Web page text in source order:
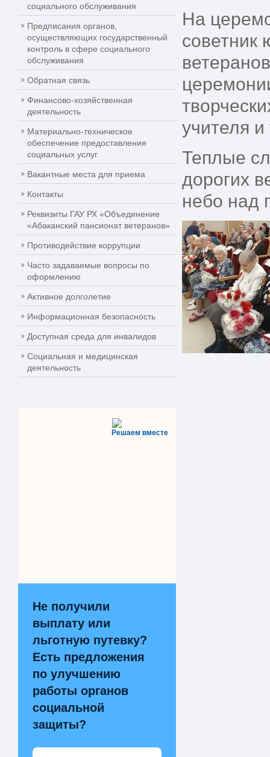
социального обслуживания
Предписания органов,
осуществляющих государственный
контроль в сфере социального
обслуживания
Обратная связь
Финансово-хозяйственная
деятельность
Материально-техническое
обеспечение предоставления
социальных услуг
Вакантные места для приема
Контакты
Реквизиты ГАУ РХ «Объединение
«Абаканский пансионат ветеранов»
Противодействие коррупции
Часто задаваемые вопросы по
оформлению
Активное долголетие
Информационная безопасность
Доступная среда для инвалидов
Социальная и медицинская
деятельность
Решаем вместе
Не получили
выплату или
льготную путевку?
Есть предложения
по улучшению
работы органов
социальной
защиты?
На
советник
учителя
Теплые
дорогих
небо над